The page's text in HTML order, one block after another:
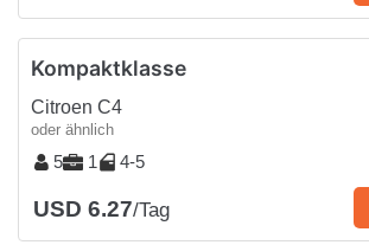
Kompaktklasse
Citroen C4
oder ähnlich
5 1 4-5
USD 6.27/Tag